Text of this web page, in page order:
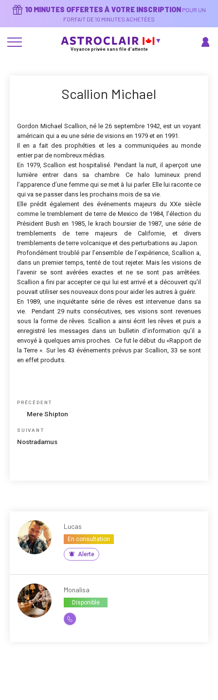
10 MINUTES OFFERTES À VOTRE INSCRIPTION POUR UN
FORFAIT DE 10 MINUTES ACHETÉES
Voyance privée sans file d'attente
Scallion Michael
Gordon Michael Scallion, né le 26 septembre 1942, est un voyant
américain qui a eu une série de visions en 1979 et en 1991.
Il en a fait des prophéties et les a communiquées au monde
entier par de nombreux médias.
En 1979, Scallion est hospitalisé. Pendant la nuit, il aperçoit une
lumière entrer dans sa chambre. Ce halo lumineux prend
l’apparence d’une femme qui se met à lui parler. Elle lui raconte ce
qui va se passer dans les prochains mois de sa vie.
Elle prédit également des événements majeurs du XXe siècle
comme le tremblement de terre de Mexico de 1984, l’élection du
Président Bush en 1985, le krach boursier de 1987, une série de
tremblements de terre majeurs de Californie, et divers
tremblements de terre volcanique et des perturbations au Japon.
Profondément troublé par l’ensemble de l’expérience, Scallion a,
dans un premier temps, tenté de tout rejeter. Mais les visions de
l’avenir se sont avérées exactes et ne se sont pas arrêtées.
Scallion a fini par accepter ce qui lui est arrivé et a découvert qu’il
pouvait utiliser ses nouveaux dons pour aider les autres à guérir.
En 1989, une inquiétante série de rêves est intervenue dans sa
vie. Pendant 29 nuits consécutives, ses visions sont revenues
sous la forme de rêves. Scallion a ainsi écrit les rêves et puis a
enregistré les messages dans un bulletin d’information qu’il a
envoyé à quelques amis proches. Ce fut le début du «Rapport de
la Terre ». Sur les 43 événements prévus par Scallion, 33 se sont
en effet produits.
Navigation
Article
précédent
PRÉCÉDENT
Mere Shipton
Article
SUIVANT
Nostradamus
Lucas
En consultation
Alerte
Monalisa
Disponible